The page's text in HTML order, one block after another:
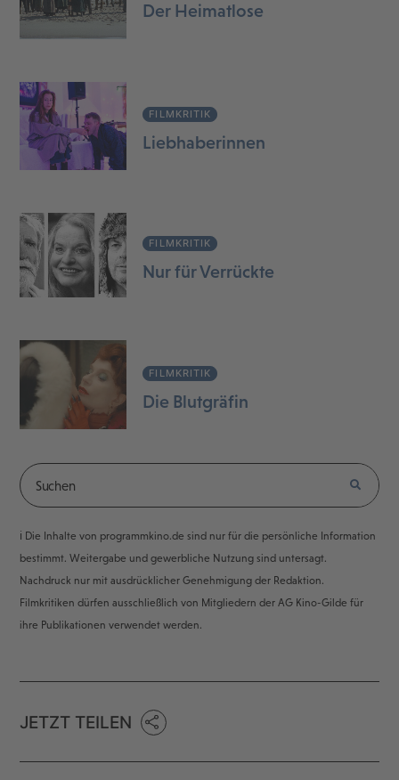
Der Heimatlose
FILMKRITIK
Liebhaberinnen
FILMKRITIK
Nur für Verrückte
FILMKRITIK
Die Blutgräfin
ℹ️ Die Inhalte von programmkino.de sind nur für die persönliche Information
bestimmt. Weitergabe und gewerbliche Nutzung sind untersagt.
Nachdruck nur mit ausdrücklicher Genehmigung der Redaktion.
Filmkritiken dürfen ausschließlich von Mitgliedern der AG Kino-Gilde für
ihre Publikationen verwendet werden.
JETZT TEILEN